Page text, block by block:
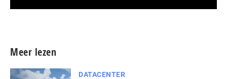
Meer lezen
DATACENTER